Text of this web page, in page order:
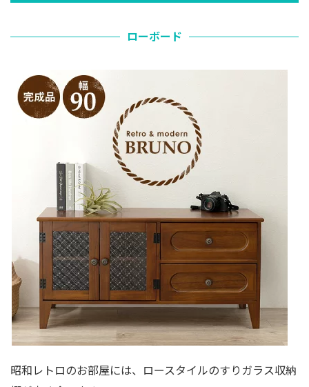
ローボード
昭和レトロのお部屋には、ロースタイルのすりガラス収納